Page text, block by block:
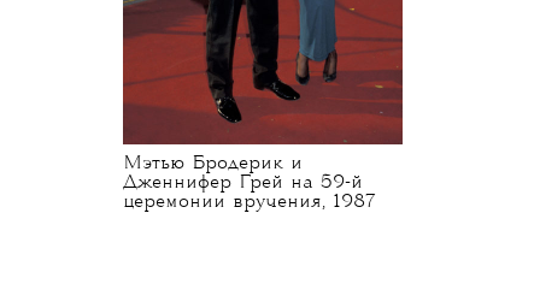
Мэтью Бродерик и
Дженнифер Грей на 59-й
церемонии вручения, 1987